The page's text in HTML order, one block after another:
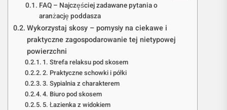
FAQ – Najczęściej zadawane pytania o
aranżację poddasza
Wykorzystaj skosy – pomysły na ciekawe i
praktyczne zagospodarowanie tej nietypowej
powierzchni
1. Strefa relaksu pod skosem
2. Praktyczne schowki i półki
3. Sypialnia z charakterem
4. Biuro pod skosem
5. Łazienka z widokiem